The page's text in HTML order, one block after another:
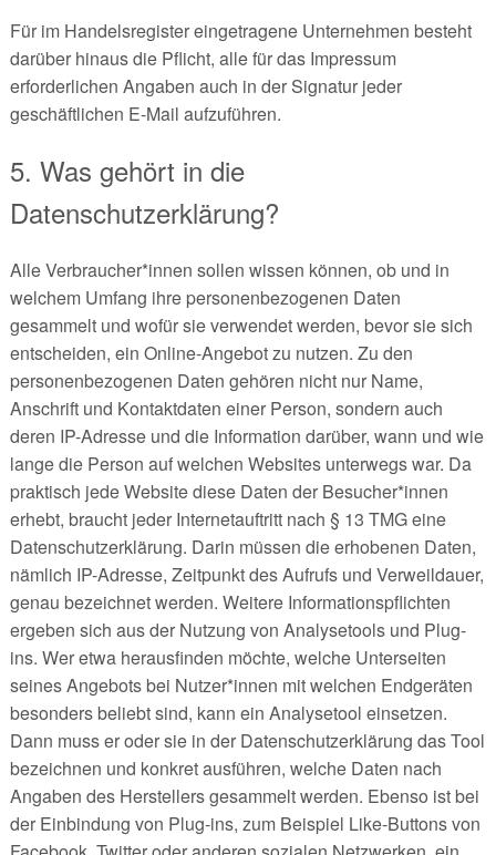
Für im Handelsregister eingetragene Unternehmen besteht
darüber hinaus die Pflicht, alle für das Impressum
erforderlichen Angaben auch in der Signatur jeder
geschäftlichen E-Mail aufzuführen.
5. Was gehört in die
Datenschutzerklärung?
Alle Verbraucher*innen sollen wissen können, ob und in
welchem Umfang ihre personenbezogenen Daten
gesammelt und wofür sie verwendet werden, bevor sie sich
entscheiden, ein Online-Angebot zu nutzen. Zu den
personenbezogenen Daten gehören nicht nur Name,
Anschrift und Kontaktdaten einer Person, sondern auch
deren IP-Adresse und die Information darüber, wann und wie
lange die Person auf welchen Websites unterwegs war. Da
praktisch jede Website diese Daten der Besucher*innen
erhebt, braucht jeder Internetauftritt nach § 13 TMG eine
Datenschutzerklärung. Darin müssen die erhobenen Daten,
nämlich IP-Adresse, Zeitpunkt des Aufrufs und Verweildauer,
genau bezeichnet werden. Weitere Informationspflichten
ergeben sich aus der Nutzung von Analysetools und Plug-
ins. Wer etwa herausfinden möchte, welche Unterseiten
seines Angebots bei Nutzer*innen mit welchen Endgeräten
besonders beliebt sind, kann ein Analysetool einsetzen.
Dann muss er oder sie in der Datenschutzerklärung das Tool
bezeichnen und konkret ausführen, welche Daten nach
Angaben des Herstellers gesammelt werden. Ebenso ist bei
der Einbindung von Plug-ins, zum Beispiel Like-Buttons von